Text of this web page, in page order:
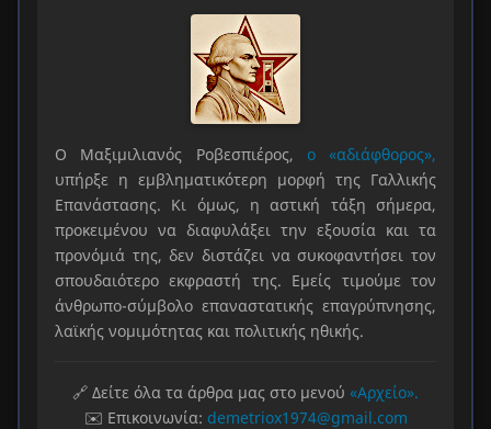
Ο Μαξιμιλιανός Ροβεσπιέρος, ο «αδιάφθορος»,
υπήρξε η εμβληματικότερη μορφή της Γαλλικής
Επανάστασης. Κι όμως, η αστική τάξη σήμερα,
προκειμένου να διαφυλάξει την εξουσία και τα
προνόμιά της, δεν διστάζει να συκοφαντήσει τον
σπουδαιότερο εκφραστή της. Εμείς τιμούμε τον
άνθρωπο-σύμβολο επαναστατικής επαγρύπνησης,
λαϊκής νομιμότητας και πολιτικής ηθικής.
🔗 Δείτε όλα τα άρθρα μας στο μενού «Αρχείο».
✉️ Επικοινωνία: demetriox1974@gmail.com